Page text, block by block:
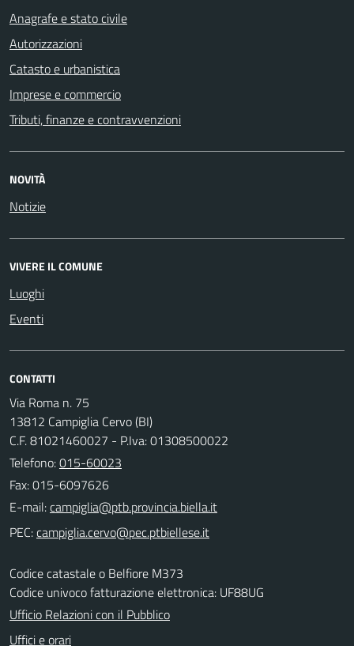
Anagrafe e stato civile
Autorizzazioni
Catasto e urbanistica
Imprese e commercio
Tributi, finanze e contravvenzioni
NOVITÀ
Notizie
VIVERE IL COMUNE
Luoghi
Eventi
CONTATTI
Via Roma n. 75
13812 Campiglia Cervo (BI)
C.F. 81021460027 - P.Iva: 01308500022
Telefono:015-60023
Fax: 015-6097626
E-mail:
PEC:
Codice catastale o Belfiore M373
Codice univoco fatturazione elettronica: UF88UG
Ufficio Relazioni con il Pubblico
Uffici e orari